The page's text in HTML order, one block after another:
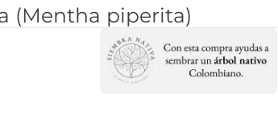
(Mentha piperita)